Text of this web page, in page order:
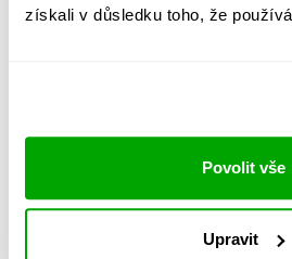
získali v důsledku toho, že
Povolit vše
Upravit
doručování týdeníku
první vydání ve vaší schránce